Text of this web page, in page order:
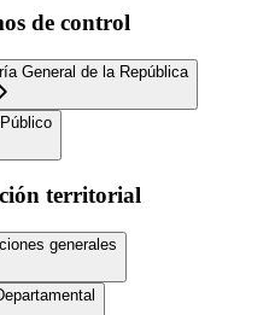
de control
General de la República
territorial
generales